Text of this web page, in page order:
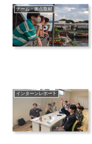
チーム・拠点取材
インターンレポート